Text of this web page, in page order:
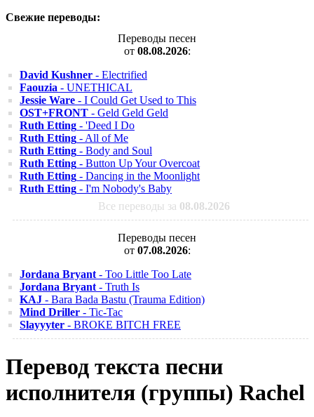
Свежие переводы:
Переводы песен
от 08.08.2026:
David Kushner - Electrified
Faouzia - UNETHICAL
Jessie Ware - I Could Get Used to This
OST+FRONT - Geld Geld Geld
Ruth Etting - 'Deed I Do
Ruth Etting - All of Me
Ruth Etting - Body and Soul
Ruth Etting - Button Up Your Overcoat
Ruth Etting - Dancing in the Moonlight
Ruth Etting - I'm Nobody's Baby
Все переводы за 08.08.2026
Переводы песен
от 07.08.2026:
Jordana Bryant - Too Little Too Late
Jordana Bryant - Truth Is
KAJ - Bara Bada Bastu (Trauma Edition)
Mind Driller - Tic-Tac
Slayyyter - BROKE BITCH FREE
Перевод текста песни
исполнителя (группы) Rachel